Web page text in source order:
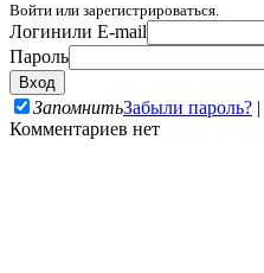
Войти или зарегистрироваться.
Логинили E-mail
Пароль
ЗапомнитьЗабыли пароль? |
Комментариев нет